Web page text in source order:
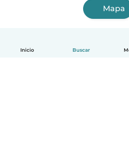
Inicio Buscar
Mapa